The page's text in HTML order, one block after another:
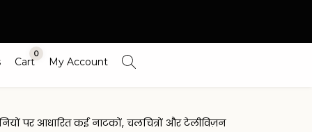
Cart
0
My Account
पर आधारित कई नाटकों, चलचित्रों और टेलीविज़न